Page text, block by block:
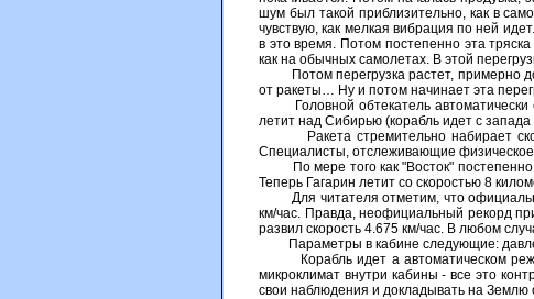
шум был такой приблизительно, как в
чувствую, как мелкая вибрация по ней
в это время. Потом постепенно эта
как на обычных самолетах. В этой
Потом перегрузка растет, примерно
от ракеты… Ну и потом начинает эта
Головной обтекатель автоматически
летит над Сибирью (корабль идет с запада
Ракета стремительно набирает
Специалисты, отслеживающие физическое
По мере того как "Восток" постепенно
Теперь Гагарин летит со скоростью 8
Для читателя отметим, что
км/час. Правда, неофициальный рекорд
развил скорость 4.675 км/час. В любом
Параметры в кабине следующие:
Корабль идет а автоматическом
микроклимат внутри кабины - все это
свои наблюдения и докладывать на Землю